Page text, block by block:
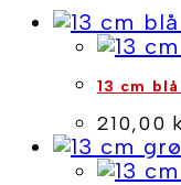
cm
stjerne
13 cm
210,00